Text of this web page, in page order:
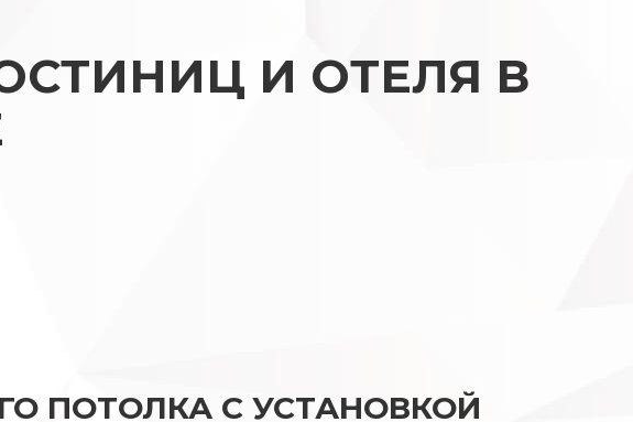
И ОТЕЛЯ В
ПОТОЛКА С УСТАНОВКОЙ